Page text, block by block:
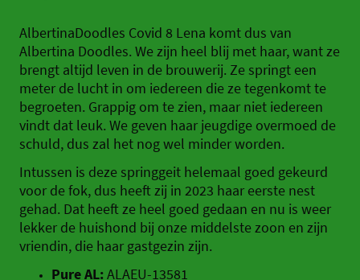
AlbertinaDoodles Covid 8 Lena komt dus van
Albertina Doodles. We zijn heel blij met haar, want ze
brengt altijd leven in de brouwerij. Ze springt een
meter de lucht in om iedereen die ze tegenkomt te
begroeten. Grappig om te zien, maar niet iedereen
vindt dat leuk. We geven haar jeugdige overmoed de
schuld, dus zal het nog wel minder worden.
Intussen is deze springgeit helemaal goed gekeurd
voor de fok, dus heeft zij in 2023 haar eerste nest
gehad. Dat heeft ze heel goed gedaan en nu is weer
lekker de huishond bij onze middelste zoon en zijn
vriendin, die haar gastgezin zijn.
Pure AL:ALAEU-13581